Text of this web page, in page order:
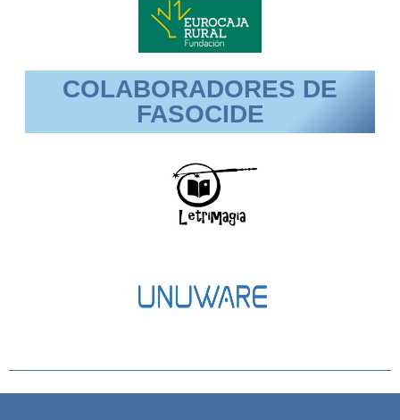
COLABORADORES DE
FASOCIDE